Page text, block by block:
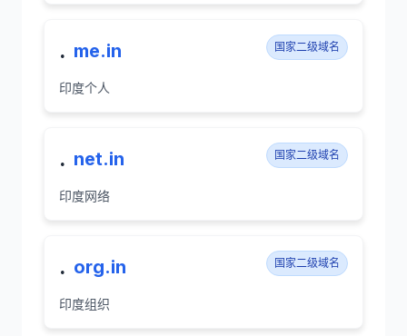
. me.in 国家二级域名
印度个人
. net.in 国家二级域名
印度网络
. org.in 国家二级域名
印度组织